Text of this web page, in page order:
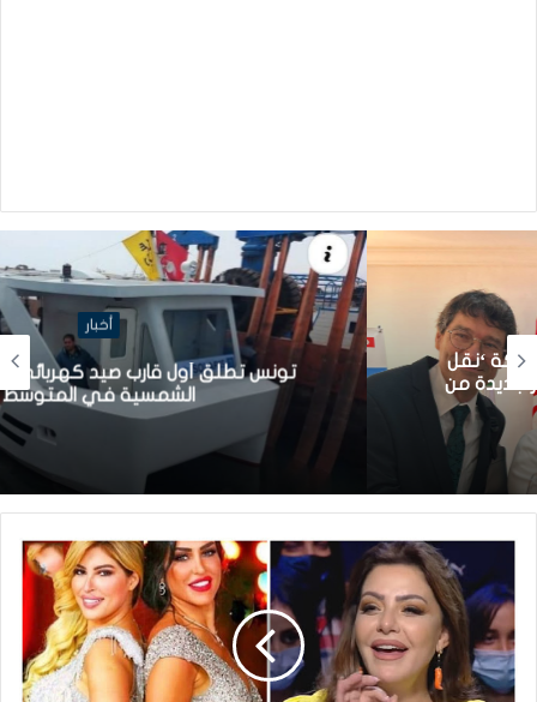
أخبار
تونس تطلق أول قارب صيد كهربائي يعمل بالطاقة
الشمسية في المتوسط